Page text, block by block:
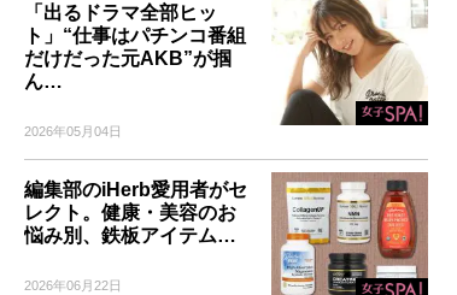
「出るドラマ全部ヒッ
ト」“仕事はパチンコ番組
だけだった元AKB”が掴
ん…
2026年05月04日
編集部のiHerb愛用者がセ
レクト。健康・美容のお
悩み別、鉄板アイテム…
2026年06月22日